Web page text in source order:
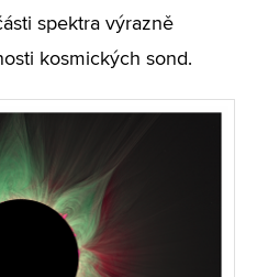
spektra výrazně
kosmických sond.